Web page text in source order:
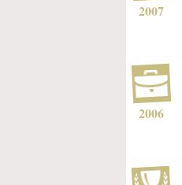
2007
2006